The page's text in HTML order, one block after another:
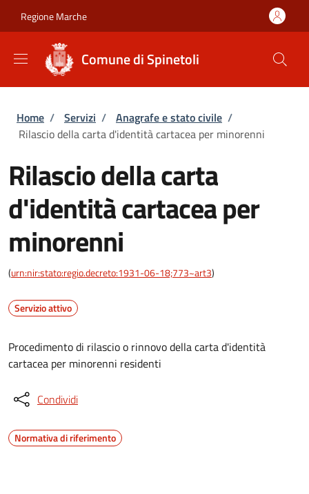
Regione Marche
Comune di Spinetoli
Briciole di pane
Home / Servizi / Anagrafe e stato civile /
Rilascio della carta d'identità cartacea per minorenni
Rilascio della carta
d'identità cartacea per
minorenni
(urn:nir:stato:regio.decreto:1931-06-18;773~art3)
Servizio attivo
Procedimento di rilascio o rinnovo della carta d'identità
cartacea per minorenni residenti
Condividi
Normativa di riferimento